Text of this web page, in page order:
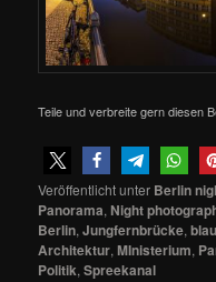
Teile und verbreite gern diesen
Veröffentlicht unter Berlin
Panorama, Night
Berlin,Jungfernbrücke,
Architektur,MInisterium,
Politik,Spreekanal